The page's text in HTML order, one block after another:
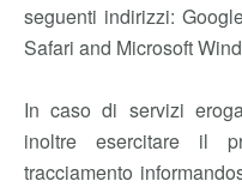
seguenti indirizzi:
Safari and Microsoft
In caso di servizi
inoltre esercitare il
tracciamento